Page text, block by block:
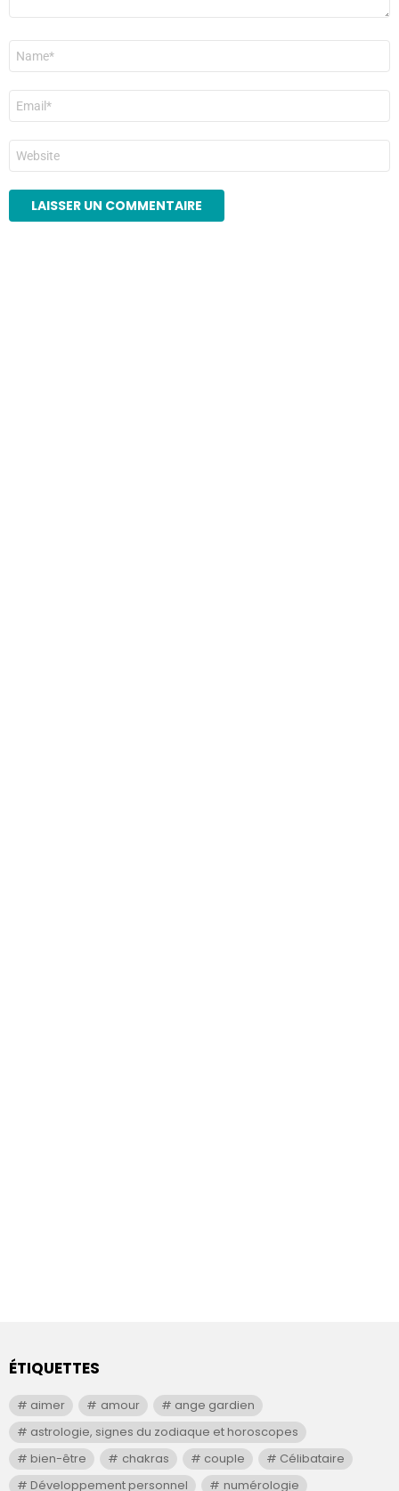
Nom
E-
mail
*
Site
web
ÉTIQUETTES
aimer amour
ange gardien
astrologie, signes du zodiaque et horoscopes
bien-être
chakras couple
Célibataire
Développement personnel
numérologie